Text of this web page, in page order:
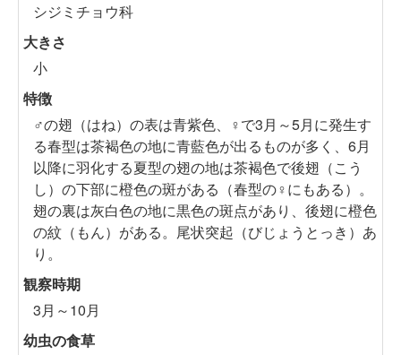
シジミチョウ科
大きさ
小
特徴
♂の翅（はね）の表は青紫色、♀で3月～5月に発生す
る春型は茶褐色の地に青藍色が出るものが多く、6月
以降に羽化する夏型の翅の地は茶褐色で後翅（こう
し）の下部に橙色の斑がある（春型の♀にもある）。
翅の裏は灰白色の地に黒色の斑点があり、後翅に橙色
の紋（もん）がある。尾状突起（びじょうとっき）あ
り。
観察時期
3月～10月
幼虫の食草